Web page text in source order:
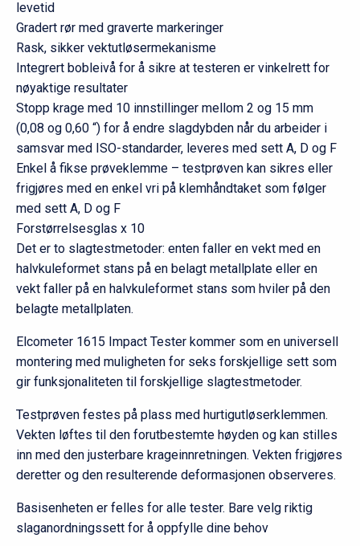
levetid
Gradert rør med graverte markeringer
Rask, sikker vektutløsermekanisme
Integrert bobleivå for å sikre at testeren er vinkelrett for
nøyaktige resultater
Stopp krage med 10 innstillinger mellom 2 og 15 mm
(0,08 og 0,60 “) for å endre slagdybden når du arbeider i
samsvar med ISO-standarder, leveres med sett A, D og F
Enkel å fikse prøveklemme – testprøven kan sikres eller
frigjøres med en enkel vri på klemhåndtaket som følger
med sett A, D og F
Forstørrelsesglas x 10
Det er to slagtestmetoder: enten faller en vekt med en
halvkuleformet stans på en belagt metallplate eller en
vekt faller på en halvkuleformet stans som hviler på den
belagte metallplaten.
Elcometer 1615 Impact Tester kommer som en universell
montering med muligheten for seks forskjellige sett som
gir funksjonaliteten til forskjellige slagtestmetoder.
Testprøven festes på plass med hurtigutløserklemmen.
Vekten løftes til den forutbestemte høyden og kan stilles
inn med den justerbare krageinnretningen. Vekten frigjøres
deretter og den resulterende deformasjonen observeres.
Basisenheten er felles for alle tester. Bare velg riktig
slaganordningssett for å oppfylle dine behov